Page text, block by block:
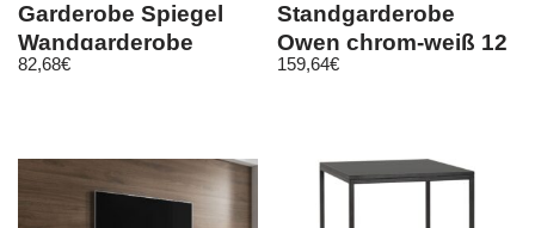
Garderobe Spiegel
Wandgarderobe
artisan
82,68€
Standgarderobe
Owen chrom-weiß 12
Haken
159,64€